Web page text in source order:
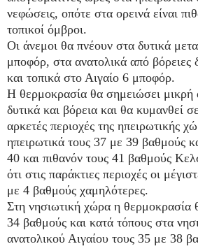
νεφώσεις, οπότε στα ορεινά είναι
τοπικοί όμβροι.
Οι άνεμοι θα πνέουν στα δυτικά
μποφόρ, στα ανατολικά από βόρειες
και τοπικά στο Αιγαίο 6 μποφόρ.
Η θερμοκρασία θα σημειώσει μικρή
δυτικά και βόρεια και θα κυμανθεί
αρκετές περιοχές της ηπειρωτικής
ηπειρωτικά τους 37 με 39 βαθμούς
40 και πιθανόν τους 41 βαθμούς
ότι στις παράκτιες περιοχές οι
με 4 βαθμούς χαμηλότερες.
Στη νησιωτική χώρα η θερμοκρασία
34 βαθμούς και κατά τόπους στα
ανατολικού Αιγαίου τους 35 με 38